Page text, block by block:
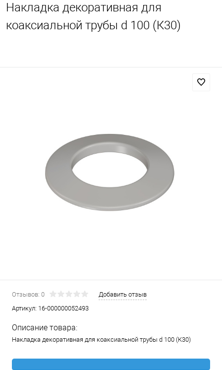
Накладка декоративная для
коаксиальной трубы d 100 (К30)
Отзывов: 0
Добавить отзыв
Артикул: 16-000000052493
Описание товара:
Накладка декоративная для коаксиальной трубы d 100 (К30)